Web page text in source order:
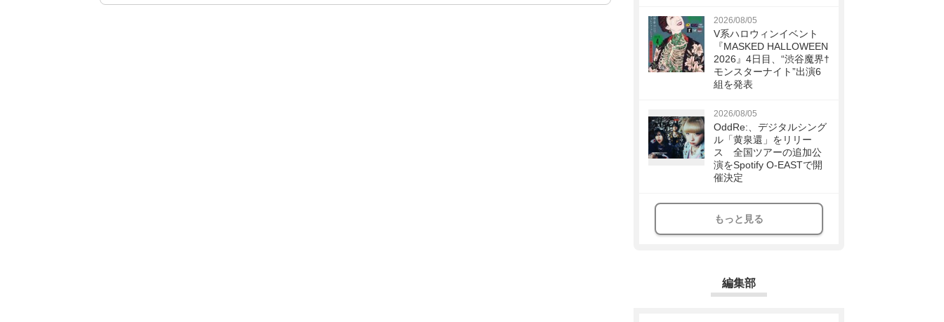
2026/08/05
V系ハロウィンイベント
『MASKED HALLOWEEN
2026』4日目、“渋谷魔界†
モンスターナイト”出演6
組を発表
2026/08/05
OddRe:、デジタルシング
ル「黄泉還」をリリー
ス 全国ツアーの追加公
演をSpotify O-EASTで開
催決定
もっと見る
編集部